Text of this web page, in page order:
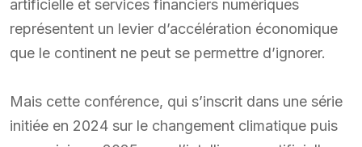
artificielle et services financiers numériques
représentent un levier d’accélération économique
que le continent ne peut se permettre d’ignorer.
Mais cette conférence, qui s’inscrit dans une série
initiée en 2024 sur le changement climatique puis